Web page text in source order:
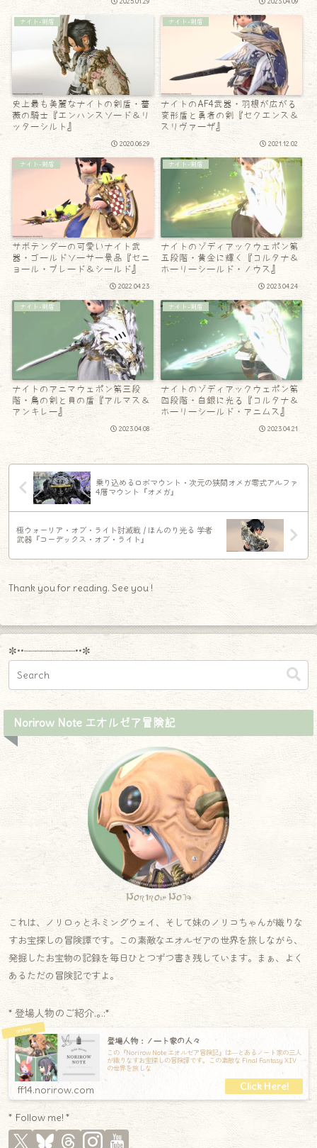
ナイト-剣盾
史上最も美麗なナイトの剣盾・薔
薇の騎士『エンハンスソード＆リ
ッターシルト』
2020.06.29
ナイト-剣盾
ナイトのAF4武器・羽根が広がる
変形盾と勇者の剣『セクエンス＆
スリヴァーザ』
2021.12.02
ナイト-剣盾
サボテンダーの可愛いナイト武
器・ゴールドソーサー景品『セニ
ョール・ブレード＆シールド』
2022.04.23
ナイト-剣盾
ナイトのゾディアックウェポン第
五段階・黄金に輝く『コルタナ＆
ホーリーシールド・ノウス』
2023.04.24
ナイト-剣盾
ナイトのアニマウェポン第三段
階・鳥の剣と貝の盾『アルマス＆
アンキレー』
2023.04.08
ナイト-剣盾
ナイトのゾディアックウェポン第
四段階・白銀に光る『コルタナ＆
ホーリーシールド・アニムス』
2023.04.21
乗り込めるロボマウント・次元の狭間オメガ零式アルファ
4層マウント『オメガ』
極ウォーリア・オブ・ライト討滅戦 / ほんのり光る 学者
武器『コーデックス・オブ・ライト』
Thank you for reading. See you !
✼••┈┈┈┈┈┈┈┈┈••✼
Norirow Note エオルゼア冒険記
Norirow Note
これは、ノリロゥとネミングウェイ、そして妹のノリコちゃんが織りな
すお宝探しの冒険譚です。この素敵なエオルゼアの世界を旅しながら、
発掘したお宝物の記録を毎日ひとつずつ書き残しています。まぁ、よく
あるただの冒険記ですよ。
* 登場人物のご紹介.｡.:*
登場人物：ノート家の人々
この『Norirow Note エオルゼア冒険記』は―とあるノート家の三人
が織りなすお宝探しの冒険譚です。この素敵な Final Fantasy XIV
の世界を旅しな
ff14.norirow.com
* Follow me! *